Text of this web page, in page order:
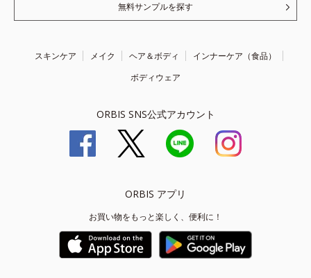
無料サンプルを探す
スキンケア メイク ヘア＆ボディ
インナーケア（食品）
ボディウェア
ORBIS SNS公式アカウント
ORBIS アプリ
お買い物をもっと楽しく、便利に！